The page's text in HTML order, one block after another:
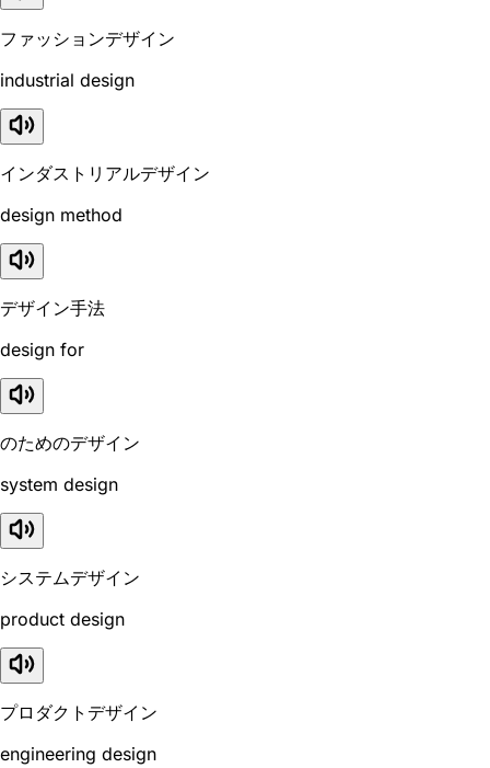
ファッションデザイン
industrial design
インダストリアルデザイン
design method
デザイン手法
design for
のためのデザイン
system design
システムデザイン
product design
プロダクトデザイン
engineering design